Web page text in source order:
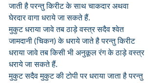
जाती है परन्तु किरीट के साथ चाकदार अथवा
घेरदार वागा धराये जा सकते हैं.
मुकुट धराया जावे तब ठाड़े वस्त्र सदैव श्वेत
जामदानी (चिकन) के धराये जाते है परन्तु किरीट
धराया जावे तब किसी भी अनुकूल रंग के ठाड़े वस्त्र
धराये जा सकते हैं.
मुकुट सदैव मुकुट की टोपी पर धराया जाता है परन्तु